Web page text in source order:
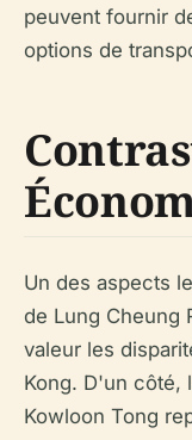
peuvent fournir
options de
Un des aspects
de Lung Cheung
valeur les
Kong. D'un côté,
Kowloon Tong